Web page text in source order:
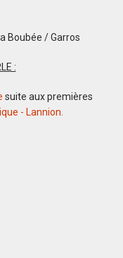
Boubée / Garros
:
suite aux premières
- Lannion.